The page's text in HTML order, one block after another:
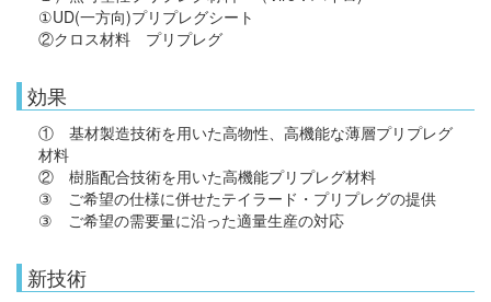
①UD(一方向)プリプレグシート
②クロス材料 プリプレグ
効果
① 基材製造技術を用いた高物性、高機能な薄層プリプレグ
材料
② 樹脂配合技術を用いた高機能プリプレグ材料
③ ご希望の仕様に併せたテイラード・プリプレグの提供
③ ご希望の需要量に沿った適量生産の対応
新技術